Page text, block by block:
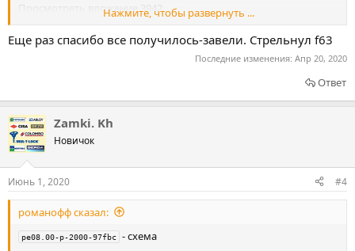
Просмотреть вложение 3942
Просмотреть вложение 3943
в SRS должна быть по нему ошибка.
Нажмите, чтобы развернуть ...
Еще раз спасибо все получилось-завели. Стрельнул f63
Последние изменения: Апр 20, 2020
Ответ
Zamki. Kh
Новичок
Июнь 1, 2020 #4
романофф сказал:
pe08.00-p-2000-97fbc - схема